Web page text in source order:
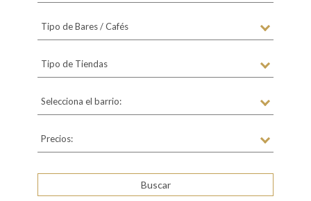
Tipo de Bares / Cafés
Tipo de Tiendas
Selecciona el barrio:
Precios: